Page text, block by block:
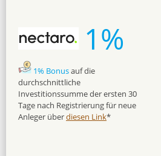
1%
1% Bonusauf die
durchschnittliche
Investitionssumme der ersten 30
Tage nach Registrierung für neue
Anleger überdiesen Link*